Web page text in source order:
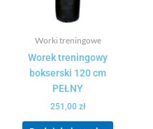
Worki treningowe
Worek treningowy
bokserski 120 cm
PEŁNY
251,00 zł